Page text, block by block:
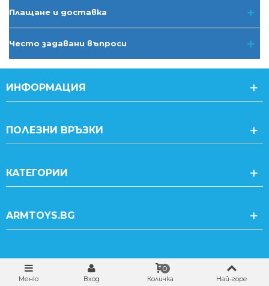
Плащане и доставка
Често задавани въпроси
ИНФОРМАЦИЯ
ПОЛЕЗНИ ВРЪЗКИ
КАТЕГОРИИ
ARMTOYS.BG
Меню Вход Количка
0
Най-горе